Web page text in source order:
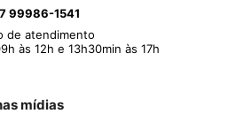
99986-1541
de atendimento
às 12h e 13h30min às 17h
mídias